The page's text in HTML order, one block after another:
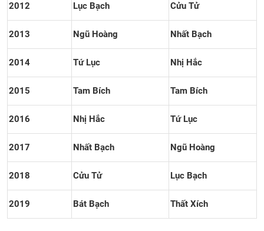
2012 Lục Bạch Cửu Tử
2013 Ngũ Hoàng Nhất Bạch
2014 Tứ Lục Nhị Hắc
2015 Tam Bích Tam Bích
2016 Nhị Hắc Tứ Lục
2017 Nhất Bạch Ngũ Hoàng
2018 Cửu Tử Lục Bạch
2019 Bát Bạch Thất Xích